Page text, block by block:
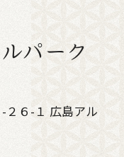
パーク
２６-１ 広島アル